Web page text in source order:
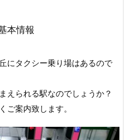
本情報
にタクシー乗り場はあるので
えられる駅なのでしょうか？
ご案内致します。